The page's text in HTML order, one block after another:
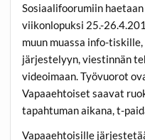
Sosiaalifoorumiin
viikonlopuksi 25.-
muun muassa info-
järjestelyyn, viestinnän
videoimaan. Työvuorot
Vapaaehtoiset saavat
tapahtuman aikana, t-
Vapaaehtoisille